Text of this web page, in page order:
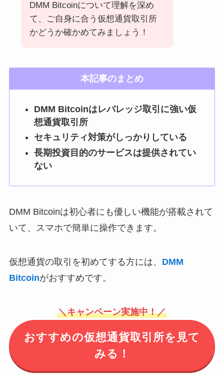
DMM Bitcoinについて理解を深め
て、ご自身に合う仮想通貨取引所
かどうか確かめてみましょう！
本記事のまとめ
DMM Bitcoinはレバレッジ取引に強い仮
想通貨取引所
セキュリティ対策がしっかりしている
長期投資目的のサービスは提供されてい
ない
DMM Bitcoinは初心者にも優しい機能が搭載されて
いて、スマホで簡単に操作できます。
仮想通貨の取引を初めてする方には、 DMM
Bitcoinがおすすめです。
＼キャンペーン実施中！／
おすすめの仮想通貨取引所を見て
みる！